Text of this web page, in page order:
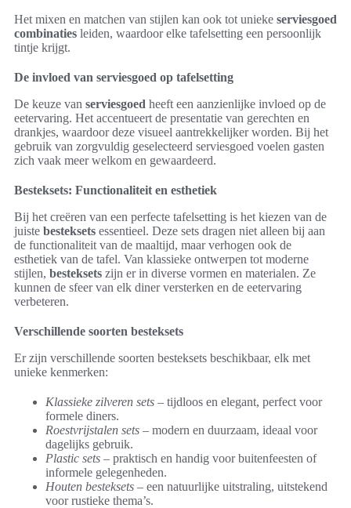
Het mixen en matchen van stijlen kan ook tot unieke serviesgoed
combinaties leiden, waardoor elke tafelsetting een persoonlijk
tintje krijgt.
De invloed van serviesgoed op tafelsetting
De keuze van serviesgoed heeft een aanzienlijke invloed op de
eetervaring. Het accentueert de presentatie van gerechten en
drankjes, waardoor deze visueel aantrekkelijker worden. Bij het
gebruik van zorgvuldig geselecteerd serviesgoed voelen gasten
zich vaak meer welkom en gewaardeerd.
Besteksets: Functionaliteit en esthetiek
Bij het creëren van een perfecte tafelsetting is het kiezen van de
juiste besteksets essentieel. Deze sets dragen niet alleen bij aan
de functionaliteit van de maaltijd, maar verhogen ook de
esthetiek van de tafel. Van klassieke ontwerpen tot moderne
stijlen, besteksets zijn er in diverse vormen en materialen. Ze
kunnen de sfeer van elk diner versterken en de eetervaring
verbeteren.
Verschillende soorten besteksets
Er zijn verschillende soorten besteksets beschikbaar, elk met
unieke kenmerken:
Klassieke zilveren sets – tijdloos en elegant, perfect voor
formele diners.
Roestvrijstalen sets – modern en duurzaam, ideaal voor
dagelijks gebruik.
Plastic sets – praktisch en handig voor buitenfeesten of
informele gelegenheden.
Houten besteksets – een natuurlijke uitstraling, uitstekend
voor rustieke thema’s.